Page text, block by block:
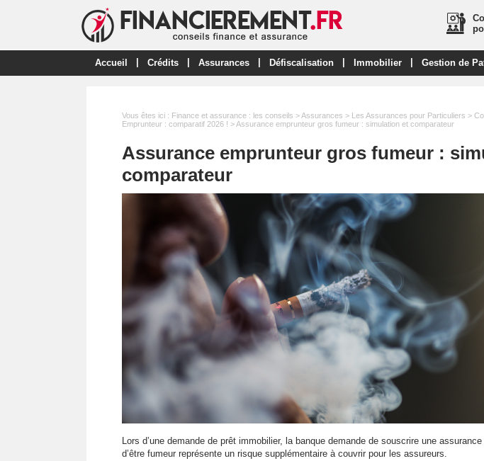
Accueil Crédits Assurances Défiscalisation Immobilier Gestion de
Vous êtes ici : Finance et assurance : les conseils >Assurances > Les Assurances pour Particuliers >
Emprunteur : comparatif 2026 ! > Assurance emprunteur gros fumeur : simulation et comparateur
Assurance emprunteur gros fumeur :
comparateur
Lors d’une demande de prêt immobilier, la banque demande de souscrire une
d’être fumeur représente un risque supplémentaire à couvrir pour les assureurs.